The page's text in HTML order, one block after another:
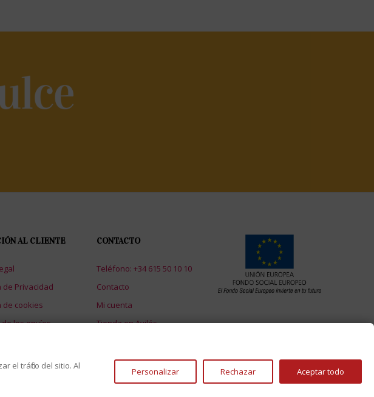
AL CLIENTE
de Privacidad
de cookies
de los envíos
CONTACTO
Teléfono: +34 615 50 10 10
Contacto
Mi cuenta
Tienda en Avilés
el tráfico del sitio. Al
Personalizar Rechazar Aceptar todo